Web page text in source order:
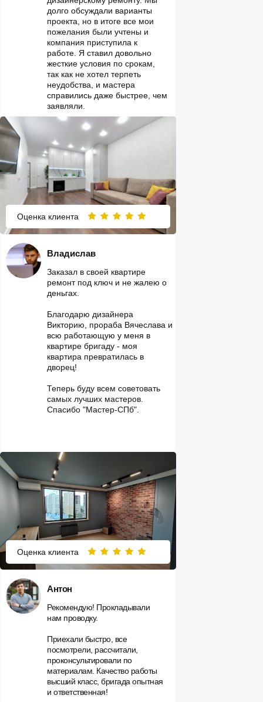
долго обсуждали варианты
проекта, но в итоге все мои
пожелания были учтены и
компания приступила к
работе. Я ставил довольно
жесткие условия по срокам,
так как не хотел терпеть
неудобства, и мастера
справились даже быстрее, чем
заявляли.
Оценка клиента
Заказал в своей квартире
ремонт под ключ и не жалею о
деньгах.
Благодарю дизайнера
Викторию, прораба Вячеслава и
всю работающую у меня в
квартире бригаду - моя
квартира превратилась в
дворец!
Теперь буду всем советовать
самых лучших мастеров.
Спасибо "Мастер-СПб".
Владислав
Оценка клиента
Рекомендую! Прокладывали
нам проводку.
Приехали быстро, все
посмотрели, рассчитали,
проконсультировали по
материалам. Качество работы
высший класс, бригада опытная
и ответственная!
Антон